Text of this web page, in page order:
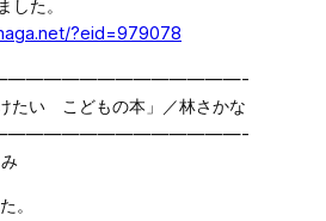
した。
?eid=979078
たい こどもの本」／林さかな
。